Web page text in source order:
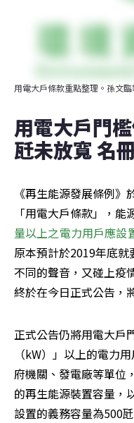
用電大戶條款重點整理。孫文臨
用電大戶門
瓩未放寬 名
《再生能源發展條例
「用電大戶條款」，
量以上之電力用戶應設
原本預計於2019年底
不同的聲音，又碰上疫
終於在今日正式公告，
正式公告仍將用電大戶
（kW）」以上的電力
府機關、發電廠等單位
的再生能源裝置容量，
設置的義務容量為500